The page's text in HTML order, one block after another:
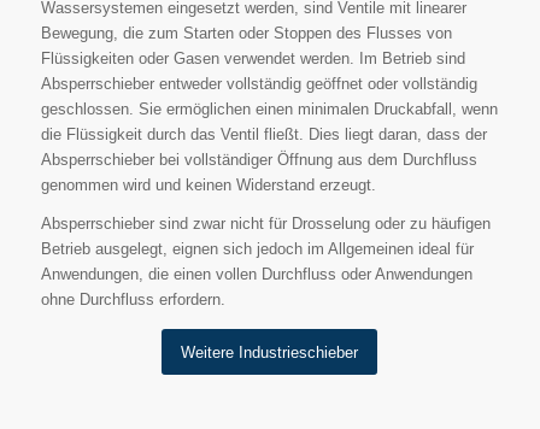
Wassersystemen eingesetzt werden, sind Ventile mit linearer
Bewegung, die zum Starten oder Stoppen des Flusses von
Flüssigkeiten oder Gasen verwendet werden. Im Betrieb sind
Absperrschieber entweder vollständig geöffnet oder vollständig
geschlossen. Sie ermöglichen einen minimalen Druckabfall, wenn
die Flüssigkeit durch das Ventil fließt. Dies liegt daran, dass der
Absperrschieber bei vollständiger Öffnung aus dem Durchfluss
genommen wird und keinen Widerstand erzeugt.
Absperrschieber sind zwar nicht für Drosselung oder zu häufigen
Betrieb ausgelegt, eignen sich jedoch im Allgemeinen ideal für
Anwendungen, die einen vollen Durchfluss oder Anwendungen
ohne Durchfluss erfordern.
Weitere Industrieschieber